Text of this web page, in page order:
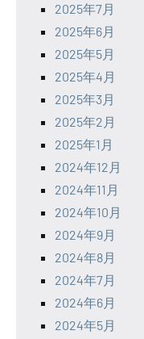
2025年7月
2025年6月
2025年5月
2025年4月
2025年3月
2025年2月
2025年1月
2024年12月
2024年11月
2024年10月
2024年9月
2024年8月
2024年7月
2024年6月
2024年5月